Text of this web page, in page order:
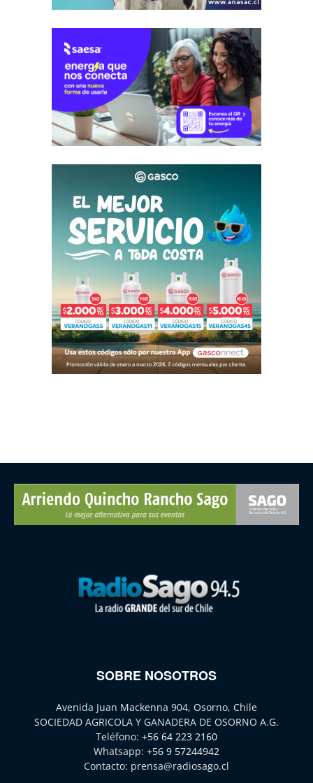
SOBRE NOSOTROS
Avenida Juan Mackenna 904, Osorno, Chile
SOCIEDAD AGRICOLA Y GANADERA DE OSORNO A.G.
Teléfono: +56 64 223 2160
Whatsapp: +56 9 57244942
Contacto: prensa@radiosago.cl